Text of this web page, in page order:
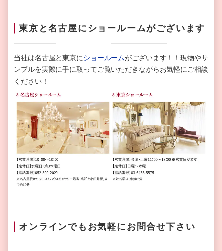
東京と名古屋にショールームがございます
当社は名古屋と東京にショールームがございます！！現物やサ
ンプルを実際に手に取ってご覧いただきながらお気軽にご相談
ください！
オンラインでもお気軽にお問合せ下さい